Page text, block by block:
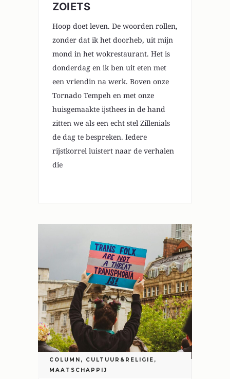
ZOIETS
Hoop doet leven. De woorden rollen,
zonder dat ik het doorheb, uit mijn
mond in het wokrestaurant. Het is
donderdag en ik ben uit eten met
een vriendin na werk. Boven onze
Tornado Tempeh en met onze
huisgemaakte ijsthees in de hand
zitten we als een echt stel Zillenials
de dag te bespreken. Iedere
rijstkorrel luistert naar de verhalen
die
COLUMN , CULTUUR&RELIGIE ,
MAATSCHAPPIJ